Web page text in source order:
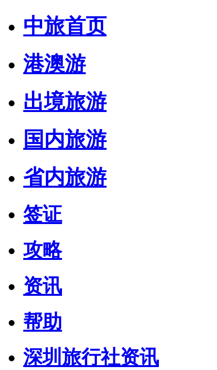
中旅首页
港澳游
出境旅游
国内旅游
省内旅游
签证
攻略
资讯
帮助
深圳旅行社资讯